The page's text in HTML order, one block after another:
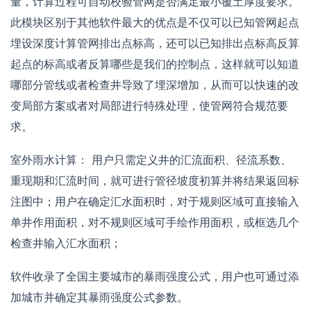
此模块区别于其他软件最大的优点是不仅可以已知管网起点
埋设深度计算管网排出点标高，还可以已知排出点标高反算
起点的标高或者反算哪些是我们的控制点，这样就可以知道
哪部分管线或者检查井导致了埋深增加，从而可以快速的改
变局部方案或者对局部进行特殊处理，使管网符合规范要
求。
室外雨水计算： 用户只需定义井的汇流面积、径流系数、
重现期和汇流时间，就可进行管径坡度初算并将结果返回标
注图中；用户在确定汇水面积时，对于规则区域可直接输入
单井作用面积，对不规则区域可手绘作用面积，或框选几个
检查井输入汇水面积；
软件收录了全国主要城市的暴雨强度公式，用户也可通过添
加城市并确定其暴雨强度公式参数。